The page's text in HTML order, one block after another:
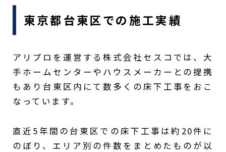
東京都台東区での施工実績
アリプロを運営する株式会社セスコでは、大
手ホームセンターやハウスメーカーとの提携
もあり台東区内にて数多くの床下工事をおこ
なっています。
直近5年間の台東区での床下工事は約20件に
のぼり、エリア別の件数をまとめたものが以